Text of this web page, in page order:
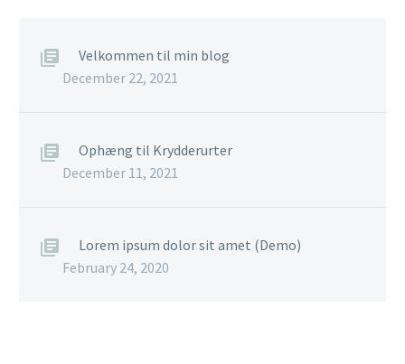
Velkommen til min blog
December 22, 2021
Ophæng til Krydderurter
December 11, 2021
Lorem ipsum dolor sit amet (Demo)
February 24, 2020